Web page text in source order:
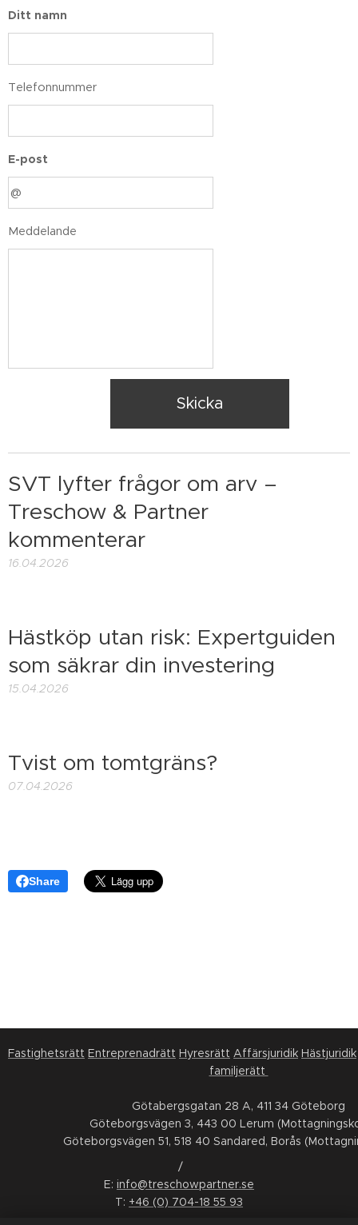
Ditt namn
Telefonnummer
E-post
Meddelande
Skicka
SVT lyfter frågor om arv –
Treschow & Partner
kommenterar
16.04.2026
Hästköp utan risk: Expertguiden
som säkrar din investering
15.04.2026
Tvist om tomtgräns?
07.04.2026
Share
Fastighetsrätt Entreprenadrätt Hyresrätt Affärsjuridik Hästjuridik
familjerätt
Götabergsgatan 28 A, 411 34 Göteborg
Göteborgsvägen 3, 443 00 Lerum
Göteborgsvägen 51, 518 40 Sandared, Borås
/
E: info@treschowpartner.se
T: +46 (0) 704-18 55 93